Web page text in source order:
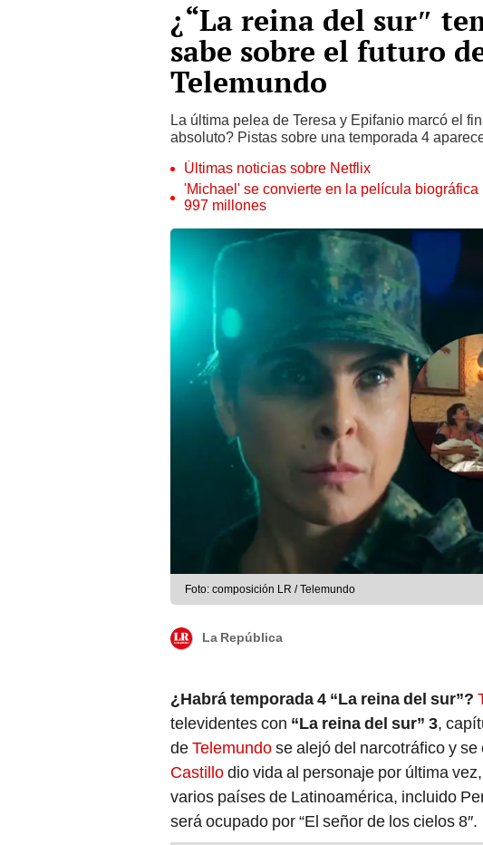
¿“La reina del sur″
sabe sobre el futuro
Telemundo
La última pelea de Teresa y Epifanio marcó el
absoluto? Pistas sobre una temporada 4
Últimas noticias sobre Netflix
'Michael' se convierte en la película
997 millones
Foto: composición LR / Telemundo
La República
¿Habrá temporada 4 “La reina del sur”?
televidentes con “La reina del sur” 3,
deTelemundose alejó del narcotráfico y
Castillodio vida al personaje por última
varios países de Latinoamérica, incluido
será ocupado por “El señor de los cielos 8″.